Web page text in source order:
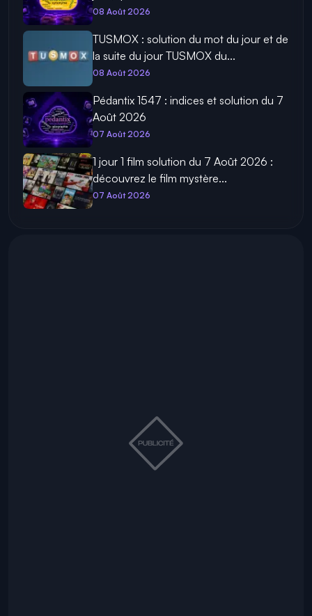
08 Août 2026
TUSMOX : solution du mot du jour et de
la suite du jour TUSMOX du...
08 Août 2026
Pédantix 1547 : indices et solution du 7
Août 2026
07 Août 2026
1 jour 1 film solution du 7 Août 2026 :
découvrez le film mystère...
07 Août 2026